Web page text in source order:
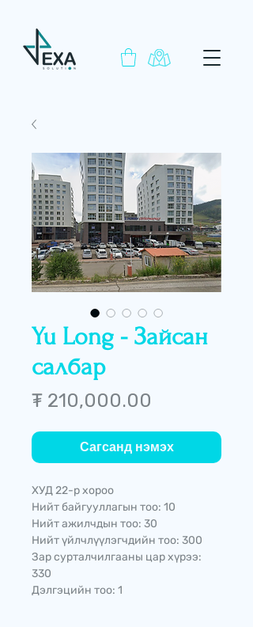
Yu Long - Зайсан
салбар
₮ 210,000.00
Сагсанд нэмэх
ХУД 22-р хороо
Нийт байгууллагын тоо: 10
Нийт ажилчдын тоо: 30
Нийт үйлчлүүлэгчдийн тоо: 300
Зар сурталчилгааны цар хүрээ:
330
Дэлгэцийн тоо: 1